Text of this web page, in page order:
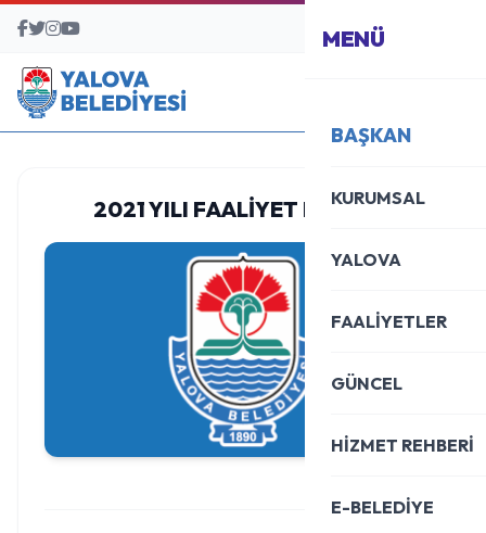
BAŞVURU MERKEZİ
MENÜ
BAŞKAN
KURUMSAL
YALOVA
FAALİYETLER
GÜNCEL
HİZMET REHBERİ
E-BELEDİYE
2021 YILI FAALİYET RAPORU